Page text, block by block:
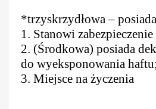
*trzyskrzydłowa –
1. Stanowi
2. (Środkowa) posiada
do wyeksponowania
3. Miejsce na życzenia